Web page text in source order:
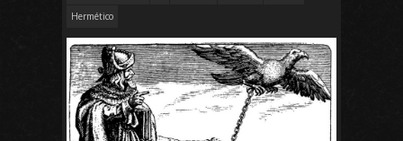
Hermético